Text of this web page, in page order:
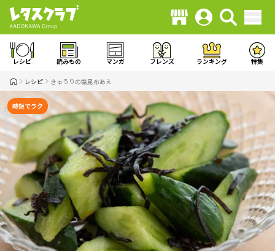
レシピ 読みもの マンガ フレンズ ランキング 特集
レシピ きゅうりの塩昆布あえ
時短でラク